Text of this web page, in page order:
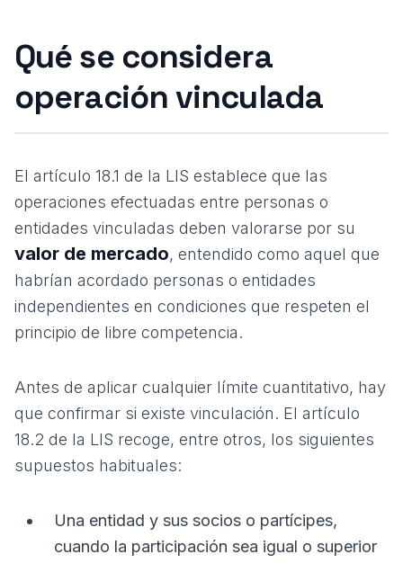
Qué se considera
operación vinculada
El artículo 18.1 de la LIS establece que las
operaciones efectuadas entre personas o
entidades vinculadas deben valorarse por su
valor de mercado, entendido como aquel que
habrían acordado personas o entidades
independientes en condiciones que respeten el
principio de libre competencia.
Antes de aplicar cualquier límite cuantitativo, hay
que confirmar si existe vinculación. El artículo
18.2 de la LIS recoge, entre otros, los siguientes
supuestos habituales:
Una entidad y sus socios o partícipes,
cuando la participación sea igual o superior